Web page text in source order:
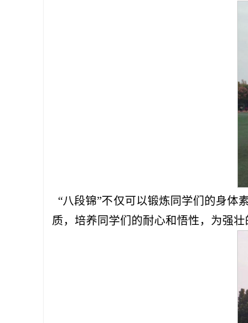
“八段锦”不仅可以锻炼同学们的身体
质，培养同学们的耐心和悟性，为强